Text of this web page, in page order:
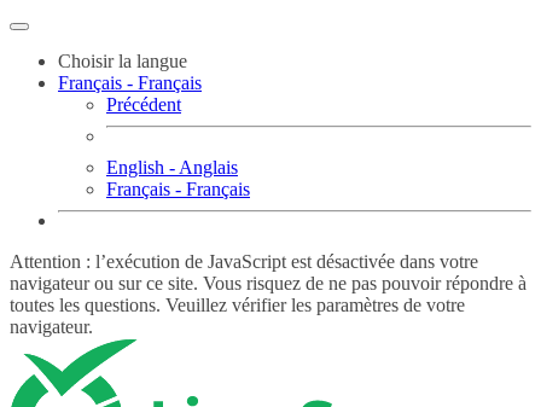
Choisir la langue
Français - Français
Précédent
English - Anglais
Français - Français
Attention : l’exécution de JavaScript est désactivée dans votre
navigateur ou sur ce site. Vous risquez de ne pas pouvoir répondre à
toutes les questions. Veuillez vérifier les paramètres de votre
navigateur.